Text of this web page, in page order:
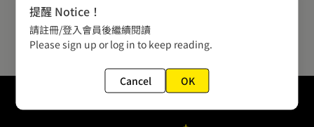
提醒 Notice！
請註冊/登入會員後繼續閱讀
Please sign up or log in to keep reading.
Cancel OK